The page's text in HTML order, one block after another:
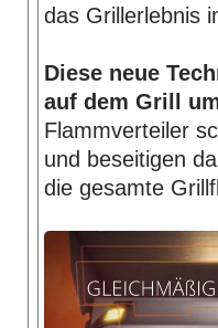
das Grillerlebnis
Diese neue
auf dem Grill
Flammverteiler
und beseitigen
die gesamte